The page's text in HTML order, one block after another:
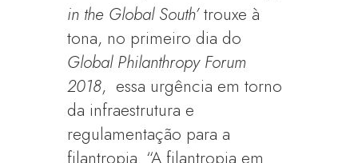
in the Global South’trouxe à
tona, no primeiro dia do
Global Philanthropy Forum
2018, essa urgência em torno
da infraestrutura e
regulamentação para a